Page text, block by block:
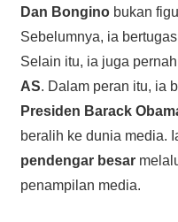
Dan Bonginobukan
Sebelumnya, ia
Selain itu, ia juga
AS. Dalam peran itu, ia
Presiden Barack
beralih ke dunia media.
pendengar besar
penampilan media.